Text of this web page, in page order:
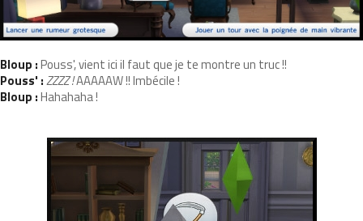
Bloup :Pouss', vient ici il faut que je te montre un truc !!
Pouss' :ZZZZ !AAAAAW !! Imbécile !
Bloup :Hahahaha !